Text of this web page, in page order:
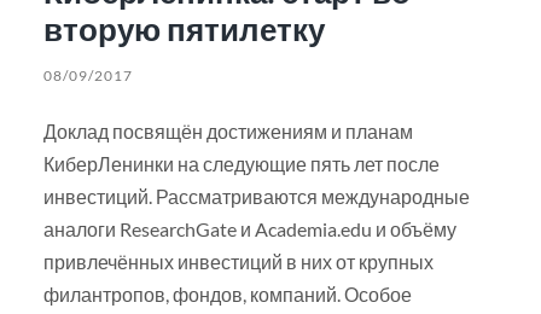
вторую пятилетку
08/09/2017
Доклад посвящён достижениям и планам
КиберЛенинки на следующие пять лет после
инвестиций. Рассматриваются международные
аналоги ResearchGate и Academia.edu и объёму
привлечённых инвестиций в них от крупных
филантропов, фондов, компаний. Особое